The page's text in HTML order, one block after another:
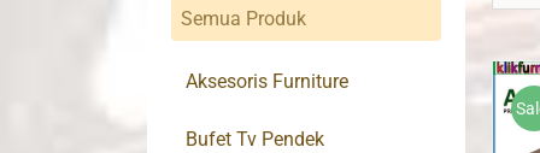
Semua Produk
Aksesoris Furniture
Bufet Tv Pendek